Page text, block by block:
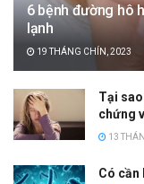
6 bệnh đường hô
lạnh
19 THÁNG CHÍN, 2023
Tại
chứng
13
Có cần